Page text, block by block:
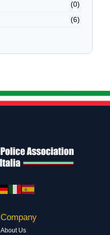
(0)
(6)
Company
About Us